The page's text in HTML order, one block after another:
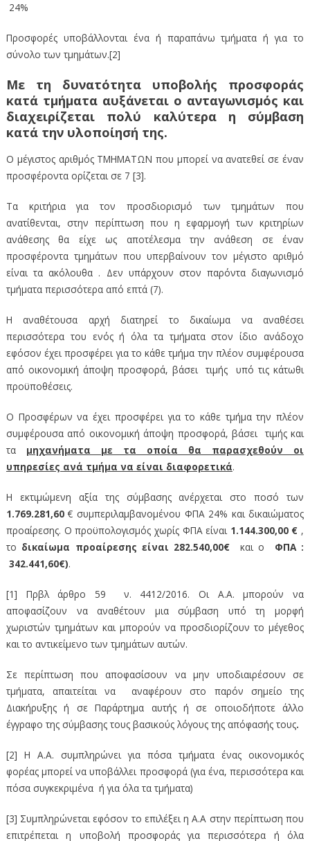
24%
Προσφορές υποβάλλονται ένα ή παραπάνω τμήματα ή για το
σύνολο των τμημάτων.[2]
Με τη δυνατότητα υποβολής προσφοράς
κατά τμήματα αυξάνεται ο ανταγωνισμός και
διαχειρίζεται πολύ καλύτερα η σύμβαση
κατά την υλοποίησή της.
Ο μέγιστος αριθμός ΤΜΗΜΑΤΩΝ που μπορεί να ανατεθεί σε έναν
προσφέροντα ορίζεται σε 7 [3].
Τα κριτήρια για τον προσδιορισμό των τμημάτων που
ανατίθενται, στην περίπτωση που η εφαρμογή των κριτηρίων
ανάθεσης θα είχε ως αποτέλεσμα την ανάθεση σε έναν
προσφέροντα τμημάτων που υπερβαίνουν τον μέγιστο αριθμό
είναι τα ακόλουθα . Δεν υπάρχουν στον παρόντα διαγωνισμό
τμήματα περισσότερα από επτά (7).
Η αναθέτουσα αρχή διατηρεί το δικαίωμα να αναθέσει
περισσότερα του ενός ή όλα τα τμήματα στον ίδιο ανάδοχο
εφόσον έχει προσφέρει για το κάθε τμήμα την πλέον συμφέρουσα
από οικονομική άποψη προσφορά, βάσει τιμής υπό τις κάτωθι
προϋποθέσεις.
Ο Προσφέρων να έχει προσφέρει για το κάθε τμήμα την πλέον
συμφέρουσα από οικονομική άποψη προσφορά, βάσει τιμής και
τα μηχανήματα με τα οποία θα παρασχεθούν οι
υπηρεσίες ανά τμήμα να είναι διαφορετικά.
Η εκτιμώμενη αξία της σύμβασης ανέρχεται στο ποσό των
1.769.281,60€ συμπεριλαμβανομένου ΦΠΑ 24% και δικαιώματος
προαίρεσης. Ο προϋπολογισμός χωρίς ΦΠΑ είναι 1.144.300,00 € ,
το δικαίωμα προαίρεσης είναι 282.540,00€ και ο ΦΠΑ :
342.441,60€).
[1] Πρβλ άρθρο 59 ν. 4412/2016. Οι A.A. μπορούν να
αποφασίζουν να αναθέτουν μια σύμβαση υπό τη μορφή
χωριστών τμημάτων και μπορούν να προσδιορίζουν το μέγεθος
και το αντικείμενο των τμημάτων αυτών.
Σε περίπτωση που αποφασίσουν να μην υποδιαιρέσουν σε
τμήματα, απαιτείται να αναφέρουν στο παρόν σημείο της
Διακήρυξης ή σε Παράρτημα αυτής ή σε οποιοδήποτε άλλο
έγγραφο της σύμβασης τους βασικούς λόγους της απόφασής τους.
[2] Η Α.Α. συμπληρώνει για πόσα τμήματα ένας οικονομικός
φορέας μπορεί να υποβάλλει προσφορά (για ένα, περισσότερα και
πόσα συγκεκριμένα ή για όλα τα τμήματα)
[3] Συμπληρώνεται εφόσον το επιλέξει η Α.Α στην περίπτωση που
επιτρέπεται η υποβολή προσφοράς για περισσότερα ή όλα